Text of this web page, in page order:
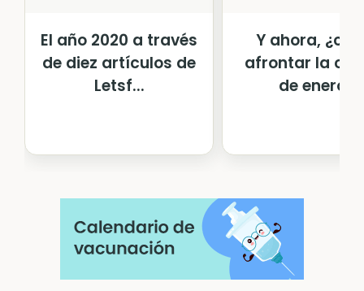
El año 2020 a través
de diez artículos de
Letsf...
Y ahora,
afrontar la
de enero?